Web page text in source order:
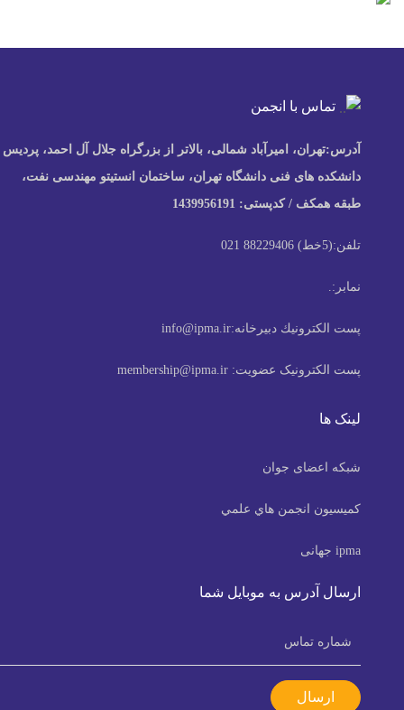
Previous
تماس با انجمن
آدرس:تهران، امیرآباد شمالی، بالاتر از بزرگراه جلال آل احمد، پردیس
دانشکده های فنی دانشگاه تهران، ساختمان انستیتو مهندسی نفت،
طبقه همکف / کدپستی: 1439956191
تلفن:(5خط) 88229406 021
نمابر:.
پست الكترونيك دبیرخانه:info@ipma.ir
پست الکترونیک عضویت:membership@ipma.ir
لینک ها
شبکه اعضای جوان
كميسيون انجمن هاي علمي
ipma جهانی
ارسال آدرس به موبایل شما
ارسال